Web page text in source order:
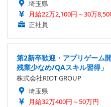
埼玉県
月給22万2,100円～30万
正社員
第2新卒歓迎・アプリゲーム
残業少なめ/QAスキル習得」
株式会社RIOT GROUP
埼玉県
月給32万400円～50万円